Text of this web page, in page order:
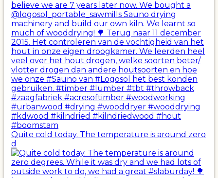
Quite cold today. The temperature is around zero
d